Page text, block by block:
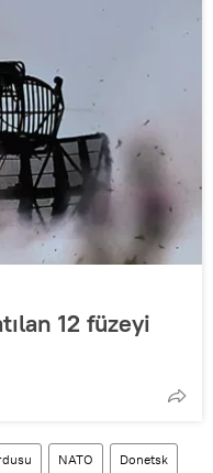
12 füzeyi
NATO Donetsk